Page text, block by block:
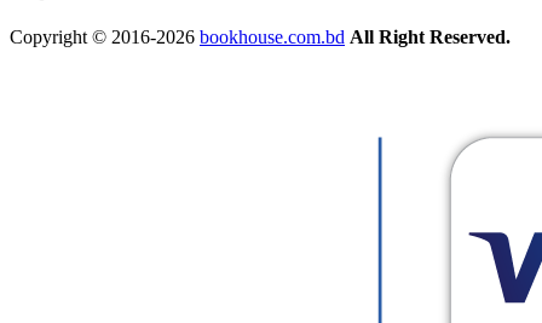
Copyright © 2016-2026 bookhouse.com.bd All Right Reserved.